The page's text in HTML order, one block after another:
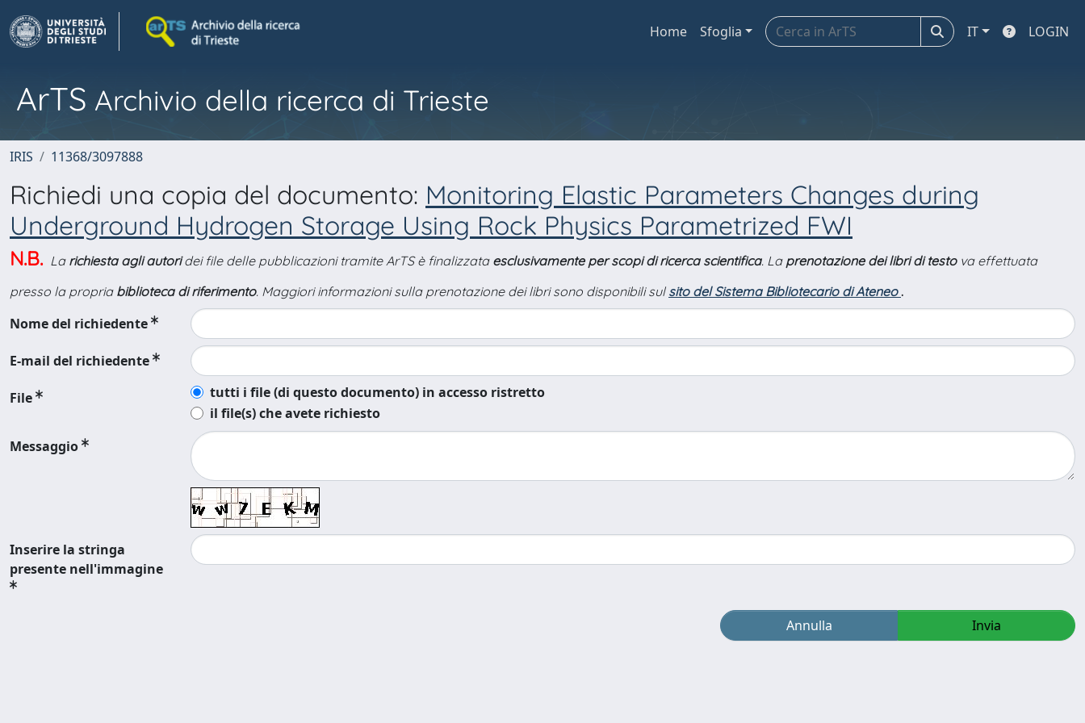
Home Sfoglia IT LOGIN
ArTS Archivio della ricerca di Trieste
IRIS 11368/3097888
Richiedi una copia del documento: Monitoring Elastic Parameters Changes during
Underground Hydrogen Storage Using Rock Physics Parametrized FWI
N.B. La richiesta agli autoridei file delle pubblicazioni tramite ArTS è finalizzata esclusivamente per scopi di ricerca scientifica. La prenotazione dei libri di testova effettuata
presso la propria biblioteca di riferimento. Maggiori informazioni sulla prenotazione dei libri sono disponibili sul sito del Sistema Bibliotecario di Ateneo .
Nome del richiedente
E-mail del richiedente
File
tutti i file (di questo documento) in accesso ristretto
il file(s) che avete richiesto
Messaggio
Inserire la stringa
presente nell'immagine
Annulla Invia